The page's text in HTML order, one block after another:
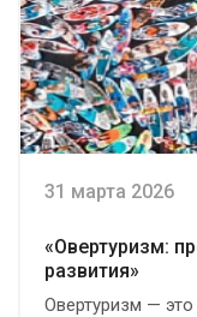
31 марта 2026
«Овертуризм:
развития»
Овертуризм —